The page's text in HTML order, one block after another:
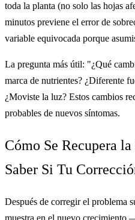
toda la planta (no solo las hojas
minutos previene el error de
variable equivocada porque
La pregunta más útil: "¿Qué
marca de nutrientes? ¿Diferente
¿Moviste la luz? Estos cambios
probables de nuevos síntomas.
Cómo Se Recupera
Saber Si Tu
Después de corregir el problema